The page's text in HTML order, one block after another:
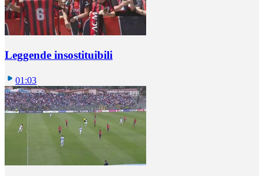
Leggende insostituibili
01:03